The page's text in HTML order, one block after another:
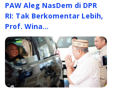
PAW Aleg NasDem di DPR
RI: Tak Berkomentar Lebih,
Prof. Wina…